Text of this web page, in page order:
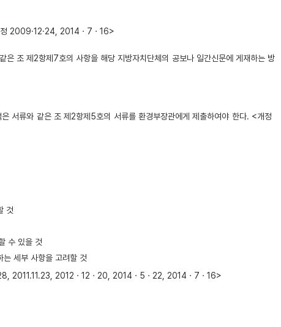
정 2009·12·24, 2014ㆍ7ㆍ16>
조 제2항제7호의 사항을 해당 지방자치단체의 공보나 일간신문에 게재하는 방
서류와 같은 조 제2항제5호의 서류를 환경부장관에게 제출하여야 한다. <개정
것
수 있을 것
세부 사항을 고려할 것
2011.11.23, 2012ㆍ12ㆍ20, 2014ㆍ5ㆍ22, 2014ㆍ7ㆍ16>